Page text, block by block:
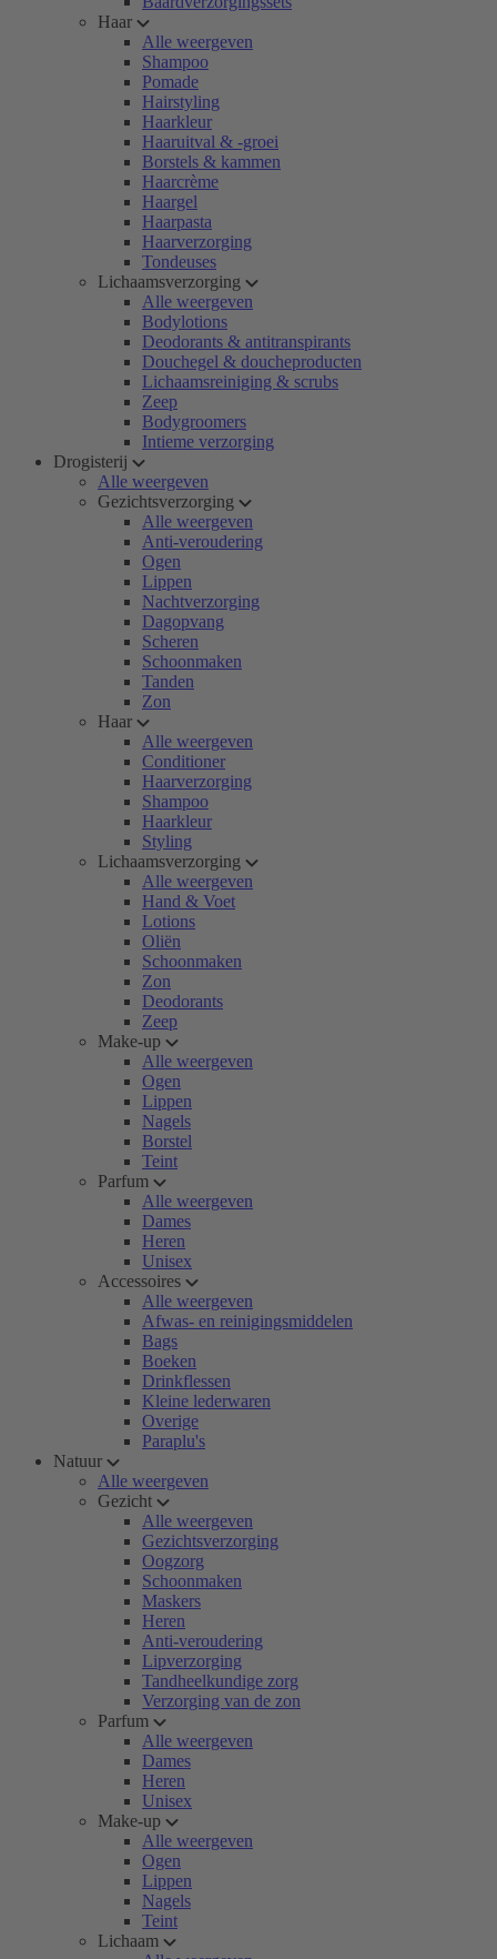
Haar
Alle weergeven
Shampoo
Pomade
Hairstyling
Haarkleur
Haaruitval & -groei
Borstels & kammen
Haarcrème
Haargel
Haarpasta
Haarverzorging
Tondeuses
Lichaamsverzorging
Alle weergeven
Bodylotions
Deodorants & antitranspirants
Douchegel & doucheproducten
Lichaamsreiniging & scrubs
Zeep
Bodygroomers
Intieme verzorging
Drogisterij
Alle weergeven
Gezichtsverzorging
Alle weergeven
Anti-veroudering
Ogen
Lippen
Nachtverzorging
Dagopvang
Scheren
Schoonmaken
Tanden
Zon
Haar
Alle weergeven
Conditioner
Haarverzorging
Shampoo
Haarkleur
Styling
Lichaamsverzorging
Alle weergeven
Hand & Voet
Lotions
Oliën
Schoonmaken
Zon
Deodorants
Zeep
Make-up
Alle weergeven
Ogen
Lippen
Nagels
Borstel
Teint
Parfum
Alle weergeven
Dames
Heren
Unisex
Accessoires
Alle weergeven
Afwas- en reinigingsmiddelen
Bags
Boeken
Drinkflessen
Kleine lederwaren
Overige
Paraplu's
Natuur
Alle weergeven
Gezicht
Alle weergeven
Gezichtsverzorging
Oogzorg
Schoonmaken
Maskers
Heren
Anti-veroudering
Lipverzorging
Tandheelkundige zorg
Verzorging van de zon
Parfum
Alle weergeven
Dames
Heren
Unisex
Make-up
Alle weergeven
Ogen
Lippen
Nagels
Teint
Lichaam